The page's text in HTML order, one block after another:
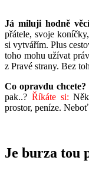
Já miluji hodně
přátele, svoje
si vytvářím. Plus
toho mohu užívat
z Pravé strany. Bez
Co opravdu chcete?
pak..? Říkáte si:
prostor, peníze.
Je burza tou